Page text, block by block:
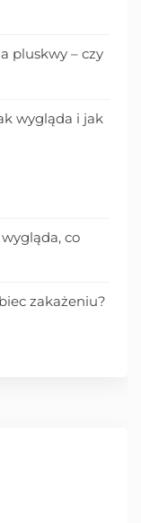
pluskwy – czy
wygląda i jak
co
zakażeniu?